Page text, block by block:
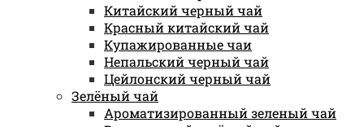
Китайский черный чай
Красный китайский чай
Купажированные чаи
Непальский черный чай
Цейлонский черный чай
Зелёный чай
Ароматизированный зеленый чай